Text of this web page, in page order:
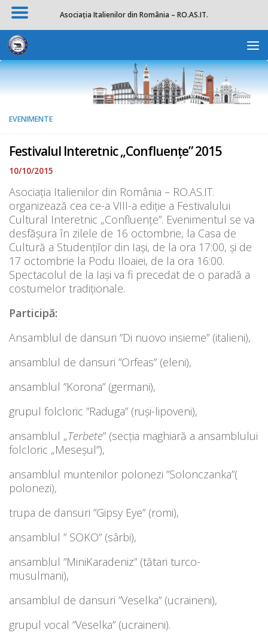
Skip to content
EVENIMENTE
Festivalul Interetnic „Confluențe” 2015
10/10/2015
Asociația Italienilor din România – RO.AS.IT.
organizează cea ce-a VIII-a ediție a Festivalului
Cultural Interetnic „Confluențe”. Evenimentul se va
desfășura în zilele de 16 octombrie, la Casa de
Cultură a Studenților din Iași, de la ora 17:00, și de
17 octombrie la Podu Iloaiei, de la ora 16:00.
Spectacolul de la Iași va fi precedat de o paradă a
costumelor tradiționale.
Participă:
Ansamblul de dansuri ”Di nuovo insieme” (italieni),
ansamblul de dansuri ”Orfeas” (eleni),
ansamblul ”Korona” (germani),
grupul folcloric ”Raduga” (ruși-lipoveni),
ansamblul „Terbete” (secția maghiară a ansamblului
folcloric „Meseșul”),
ansamblul muntenilor polonezi ”Solonczanka”(
polonezi),
trupa de dansuri ”Gipsy Eye” (romi),
ansamblul ” SOKO” (sârbi),
ansamblul ”MiniKaradeniz” (tătari turco-
musulmani),
ansamblul de dansuri ”Veselka” (ucraineni),
grupul vocal ”Veselka” (ucraineni).
Asociația Italienilor din România – RO.AS.IT.